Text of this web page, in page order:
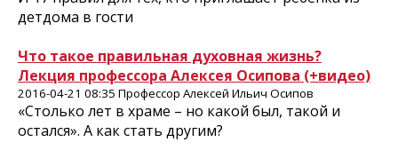
детдома в гости
Что такое правильная духовная жизнь?
Лекция профессора Алексея Осипова (+видео)
2016-04-21 08:35 Профессор Алексей Ильич Осипов
«Столько лет в храме – но какой был, такой и
остался». А как стать другим?